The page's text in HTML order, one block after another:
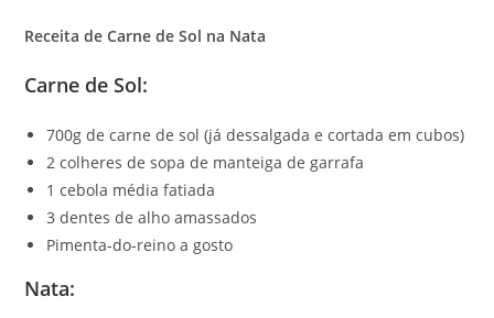
Receita de Carne de Sol na Nata
Carne de Sol:
700g de carne de sol (já dessalgada e cortada em cubos)
2 colheres de sopa de manteiga de garrafa
1 cebola média fatiada
3 dentes de alho amassados
Pimenta-do-reino a gosto
Nata: